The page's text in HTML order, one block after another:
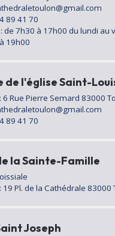
89 41 70
de 7h30 à 17h00 du lundi au
19h00
de l'église Saint-
6 Rue Pierre Semard 83000
89 41 70
la Sainte-Famille
19 Pl. de la Cathédrale 83000
Joseph